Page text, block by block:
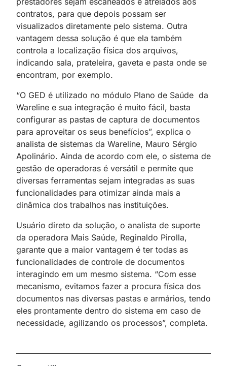
contratos, para que depois possam ser
visualizados diretamente pelo sistema. Outra
vantagem dessa solução é que ela também
controla a localização física dos arquivos,
indicando sala, prateleira, gaveta e pasta onde se
encontram, por exemplo.
“O GED é utilizado no módulo Plano de Saúde da
Wareline e sua integração é muito fácil, basta
configurar as pastas de captura de documentos
para aproveitar os seus benefícios”, explica o
analista de sistemas da Wareline, Mauro Sérgio
Apolinário. Ainda de acordo com ele, o sistema de
gestão de operadoras é versátil e permite que
diversas ferramentas sejam integradas as suas
funcionalidades para otimizar ainda mais a
dinâmica dos trabalhos nas instituições.
Usuário direto da solução, o analista de suporte
da operadora Mais Saúde, Reginaldo Pirolla,
garante que a maior vantagem é ter todas as
funcionalidades de controle de documentos
interagindo em um mesmo sistema. “Com esse
mecanismo, evitamos fazer a procura física dos
documentos nas diversas pastas e armários, tendo
eles prontamente dentro do sistema em caso de
necessidade, agilizando os processos”, completa.